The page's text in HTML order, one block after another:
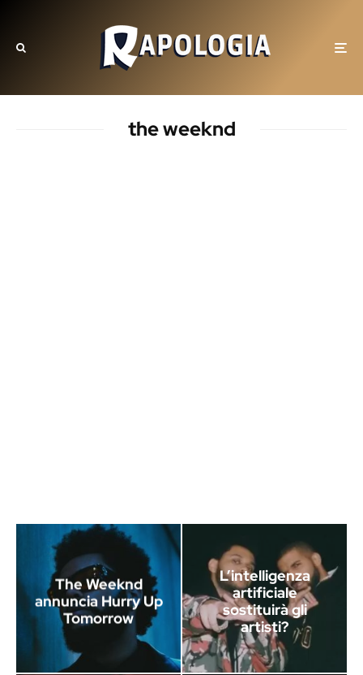
the weeknd
The Weeknd
annuncia Hurry Up
Tomorrow
L’intelligenza
artificiale
sostituirà gli
artisti?